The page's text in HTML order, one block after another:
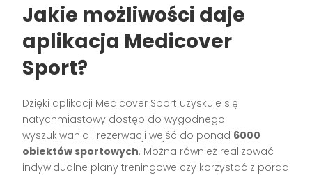
Jakie możliwości daje
aplikacja Medicover
Sport?
Dzięki aplikacji Medicover Sport uzyskuje się
natychmiastowy dostęp do wygodnego
wyszukiwania i rezerwacji wejść do ponad 6000
obiektów sportowych. Można również realizować
indywidualne plany treningowe czy korzystać z porad